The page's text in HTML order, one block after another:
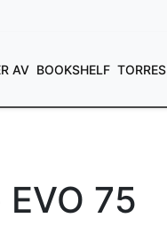
AV BOOKSHELF TORRES
75